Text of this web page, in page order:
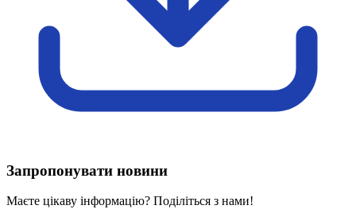
Харківська область
Херсонська область
Хмельницька область
Вивчаємо жестову мову
Дитяча сторінка
Новини про жестову мову
Запропонувати новини
Маєте цікаву інформацію? Поділіться з нами!